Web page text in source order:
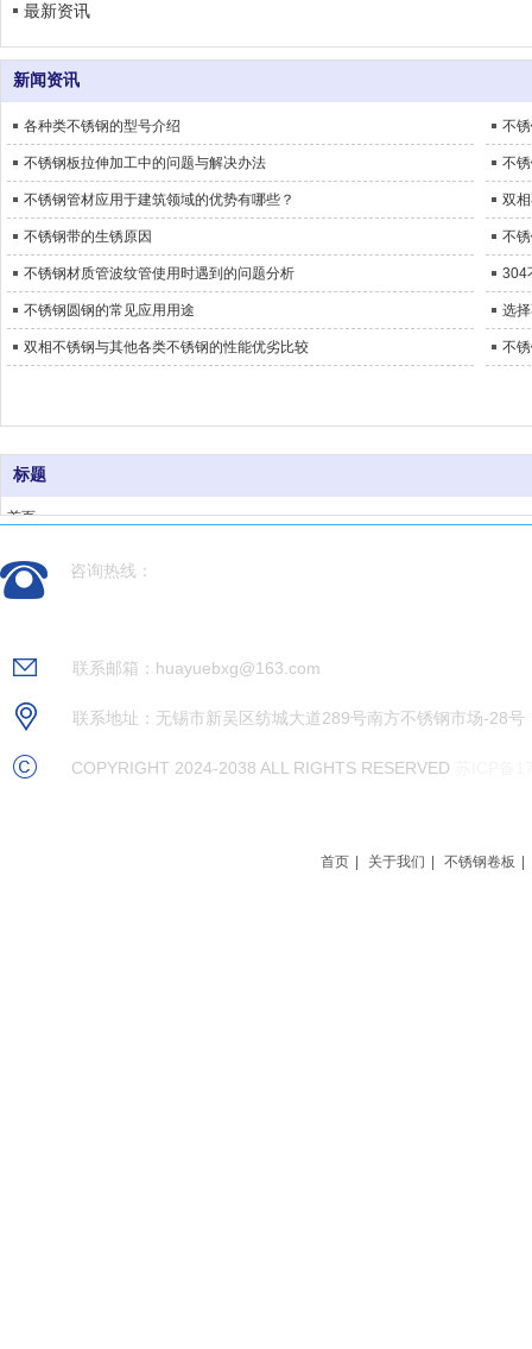
最新资讯
新闻资讯
各种类不锈钢的型号介绍 不
不锈钢板拉伸加工中的问题与解决办法 不
不锈钢管材应用于建筑领域的优势有哪些？ 双
不锈钢带的生锈原因 不
不锈钢材质管波纹管使用时遇到的问题分析 304
不锈钢圆钢的常见应用用途 选
双相不锈钢与其他各类不锈钢的性能优劣比较 不
标题
首页
不锈钢卷板
不锈钢管材
不锈钢带材
现货资源
联系我们
咨询热线：
联系邮箱：huayuebxg@163.com
联系地址：无锡市新吴区纺城大道289号南方不锈钢市场-28号
COPYRIGHT 2024-2038 ALL RIGHTS RESERVED
首页 关于我们 不锈钢卷板